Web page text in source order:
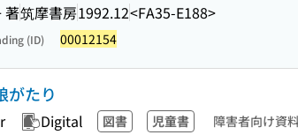
著筑摩書房1992.12<FA35-E188>
(ID) 00012154
がたり
Digital 図書 児童書 障害者向け資